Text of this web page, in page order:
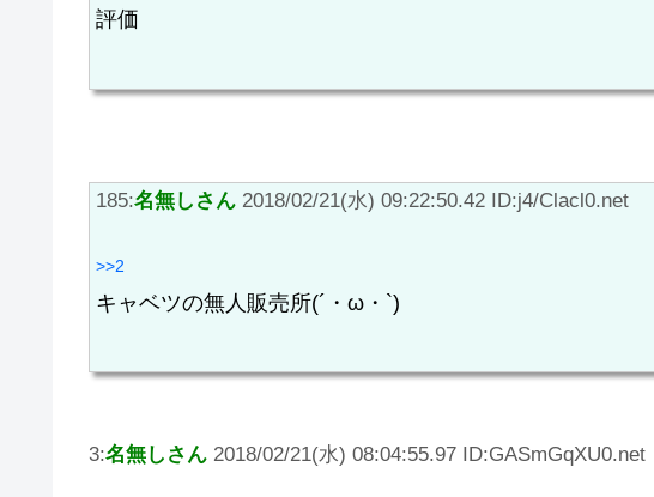
評価
185:名無しさん 2018/02/21(水) 09:22:50.42 ID:j4/Clacl0.net
>>2
キャベツの無人販売所(´・ω・`)
3:名無しさん 2018/02/21(水) 08:04:55.97 ID:GASmGqXU0.net